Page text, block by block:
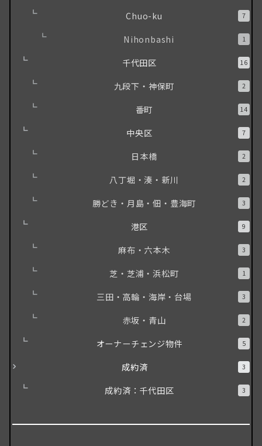
Chuo-ku 7
Nihonbashi 1
千代田区 16
九段下・神保町 2
番町 14
中央区 7
日本橋 2
八丁堀・湊・新川 2
勝どき・月島・佃・豊海町 3
港区 9
麻布・六本木 3
芝・芝浦・浜松町 1
三田・高輪・海岸・台場 3
赤坂・青山 2
オーナーチェンジ物件 5
成約済 3
成約済：千代田区 3